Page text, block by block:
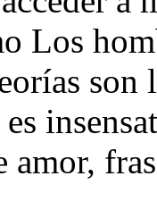
Los
amor,